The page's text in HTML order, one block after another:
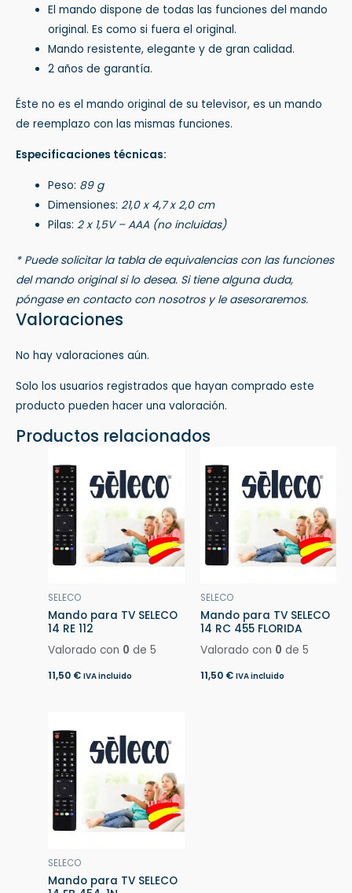
El mando dispone de todas las funciones del mando
original. Es como si fuera el original.
Mando resistente, elegante y de gran calidad.
2 años de garantía.
Éste no es el mando original de su televisor, es un mando
de reemplazo con las mismas funciones.
Especificaciones técnicas:
Peso: 89 g
Dimensiones:21,0 x 4,7 x 2,0 cm
Pilas:2 x 1,5V – AAA (no incluidas)
* Puede solicitar la tabla de equivalencias con las funciones
del mando original si lo desea. Si tiene alguna duda,
póngase en contacto con nosotros y le asesoraremos.
Valoraciones
No hay valoraciones aún.
Solo los usuarios registrados que hayan comprado este
producto pueden hacer una valoración.
Productos relacionados
SELECO
Mando para TV SELECO
14 RE 112
Valorado con 0 de 5
11,50 € IVA incluido
SELECO
Mando para TV SELECO
14 RC 455 FLORIDA
Valorado con 0 de 5
11,50 € IVA incluido
SELECO
Mando para TV SELECO